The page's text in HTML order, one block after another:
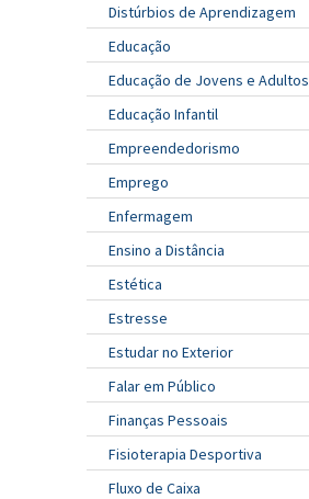
Distúrbios de Aprendizagem
Educação
Educação de Jovens e Adultos
Educação Infantil
Empreendedorismo
Emprego
Enfermagem
Ensino a Distância
Estética
Estresse
Estudar no Exterior
Falar em Público
Finanças Pessoais
Fisioterapia Desportiva
Fluxo de Caixa